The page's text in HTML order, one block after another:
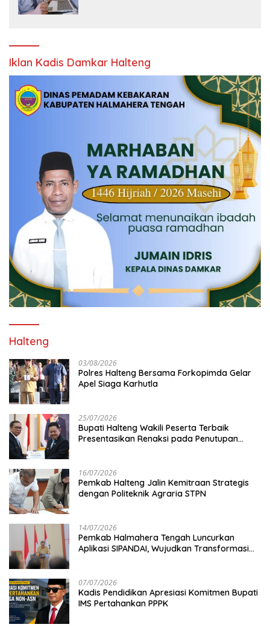
Iklan Kadis Damkar Halteng
Halteng
03/08/2026
Polres Halteng Bersama Forkopimda Gelar
Apel Siaga Karhutla
25/07/2026
Bupati Halteng Wakili Peserta Terbaik
Presentasikan Renaksi pada Penutupan
16/07/2026
Pemkab Halteng Jalin Kemitraan Strategis
dengan Politeknik Agraria STPN
14/07/2026
Pemkab Halmahera Tengah Luncurkan
Aplikasi SIPANDAI, Wujudkan Transformasi
07/07/2026
Kadis Pendidikan Apresiasi Komitmen Bupati
IMS Pertahankan PPPK